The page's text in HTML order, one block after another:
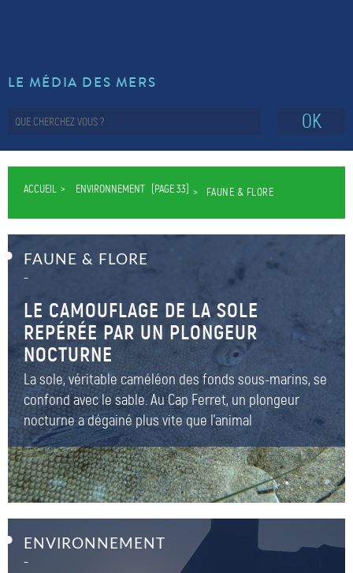
LE MÉDIA DES MERS
OK
ACCUEIL ENVIRONNEMENT (PAGE 33) FAUNE & FLORE
FAUNE & FLORE
–
LE CAMOUFLAGE DE LA SOLE
REPÉRÉE PAR UN PLONGEUR
NOCTURNE
La sole, véritable caméléon des fonds sous-marins, se
confond avec le sable. Au Cap Ferret, un plongeur
nocturne a dégainé plus vite que l'animal
ENVIRONNEMENT
–